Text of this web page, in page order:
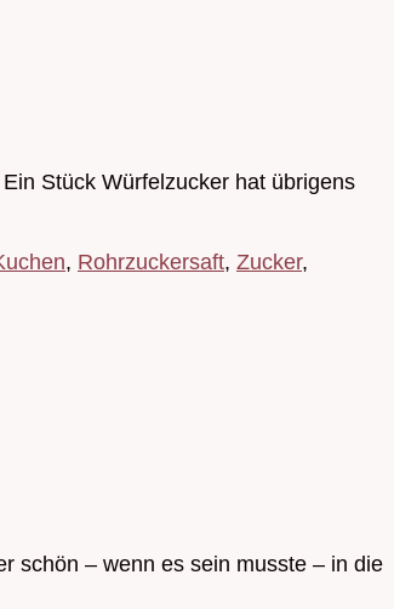
Stück Würfelzucker hat übrigens
, Rohrzuckersaft, Zucker,
schön – wenn es sein musste – in die